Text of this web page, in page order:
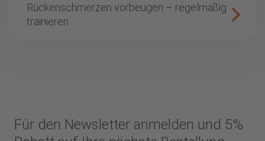
Rückenschmerzen vorbeugen – regelmäßig
trainieren
Für den Newsletter anmelden und 5%